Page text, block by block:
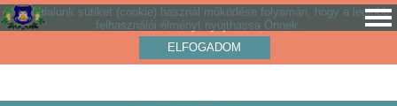
Weboldalunk sütiket (cookie) használ működése folyamán, hogy a legjobb
felhasználói élményt nyújthassa Önnek.
ELFOGADOM